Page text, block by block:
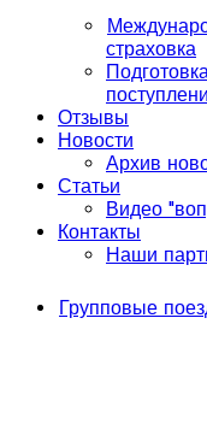
страховка
Отзывы
Новости
Архив
Статьи
Видео
Контакты
Наши
Групповые